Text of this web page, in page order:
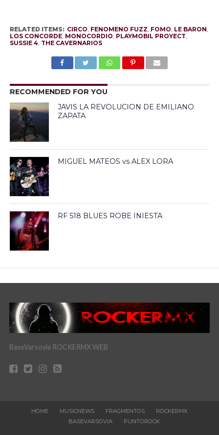
RELATED ITEMS: CIRCO FENOMENO FUZZ FOMO LE BARON
LOS CONCORDE, MONOCORDIO PLAYMOBIL PROYECT
SUSSIE 4 THE CAVERNARIOS
RECOMMENDED FOR YOU
JAVIS LA REVOLUCION DE EMILIANO
ZAPATA
MIGUEL MATEOS vs ALEX LORA
RF 518 BLUES ROBE INIESTA
BaseVarsovia ROCKERMX WEB
HOME MUSICNEWS FRAGMENTOS
ROCKERMX
BASEVARSOVIA
PUNTOROCK